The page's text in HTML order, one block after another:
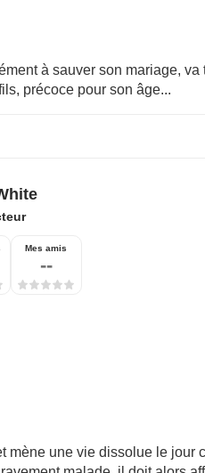
à sauver son mariage, va
précoce pour son âge...
Mes amis
--
mène une vie dissolue le jour